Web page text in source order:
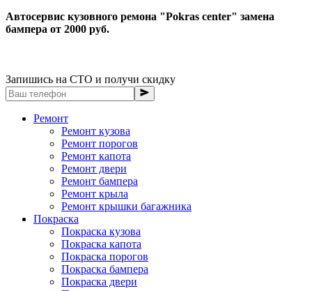
Автосервис кузовного ремона "Pokras center" замена
бампера от 2000 руб.
Запишись на СТО и получи скидку
Ремонт
Ремонт кузова
Ремонт порогов
Ремонт капота
Ремонт двери
Ремонт бампера
Ремонт крыла
Ремонт крышки багажника
Покраска
Покраска кузова
Покраска капота
Покраска порогов
Покраска бампера
Покраска двери